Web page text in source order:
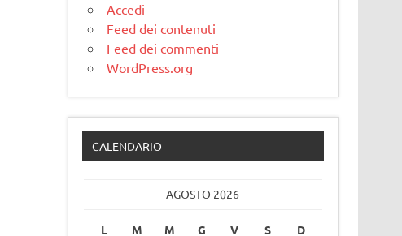
Accedi
Feed dei contenuti
Feed dei commenti
WordPress.org
CALENDARIO
AGOSTO 2026
L M M G V S D